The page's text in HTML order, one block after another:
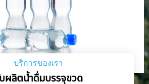
บริการของเรา
ผลิตน้ำดื่มบรรจุขวด